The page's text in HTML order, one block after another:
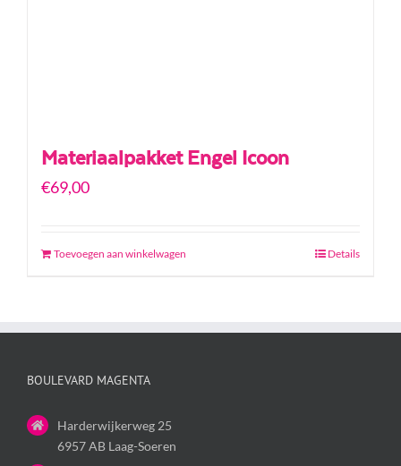
Materiaalpakket Engel Icoon
€69,00
Toevoegen aan winkelwagen Details
BOULEVARD MAGENTA
Harderwijkerweg 25
6957 AB Laag-Soeren